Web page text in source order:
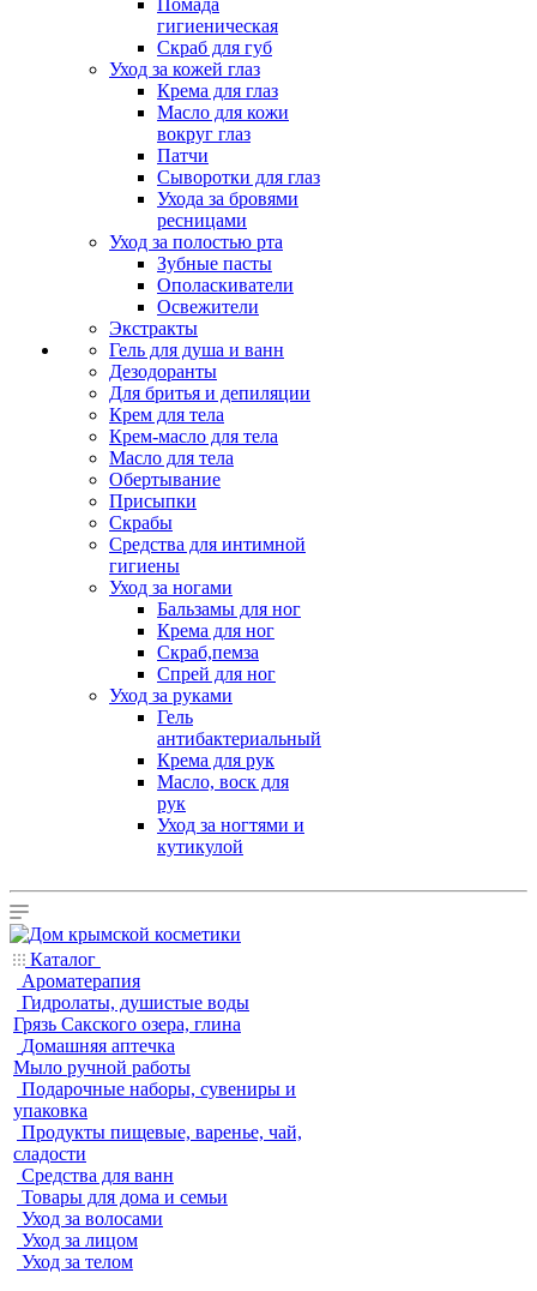
Помада
гигиеническая
Скраб для губ
Уход за кожей глаз
Крема для глаз
Масло для кожи
вокруг глаз
Патчи
Сыворотки для глаз
Ухода за бровями
ресницами
Уход за полостью рта
Зубные пасты
Ополаскиватели
Освежители
Экстракты
Гель для душа и ванн
Дезодоранты
Для бритья и депиляции
Крем для тела
Крем-масло для тела
Масло для тела
Обертывание
Присыпки
Скрабы
Средства для интимной
гигиены
Уход за ногами
Бальзамы для ног
Крема для ног
Скраб,пемза
Спрей для ног
Уход за руками
Гель
антибактериальный
Крема для рук
Масло, воск для
рук
Уход за ногтями и
кутикулой
Каталог
Ароматерапия
Гидролаты, душистые воды
Грязь Сакского озера, глина
Домашняя аптечка
Мыло ручной работы
Подарочные наборы, сувениры и
упаковка
Продукты пищевые, варенье, чай,
сладости
Средства для ванн
Товары для дома и семьи
Уход за волосами
Уход за лицом
Уход за телом